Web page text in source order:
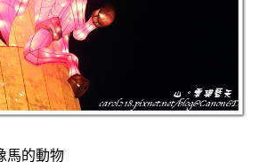
馬的動物